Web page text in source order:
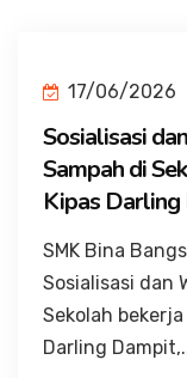
17/06/2026
Sosialisasi
Sampah di
Kipas
SMK Bina
Sosialisasi dan
Sekolah
Darling